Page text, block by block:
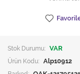
Stok Durumu: VAR
Ürün Kodu: Alp10912